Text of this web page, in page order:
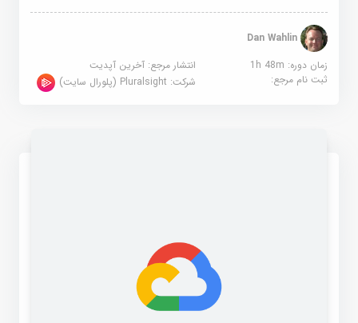
Dan Wahlin
زمان دوره: 1h 48m
انتشار مرجع:آخرین آپدیت
ثبت نام مرجع:
شرکت:Pluralsight (پلورال سایت)